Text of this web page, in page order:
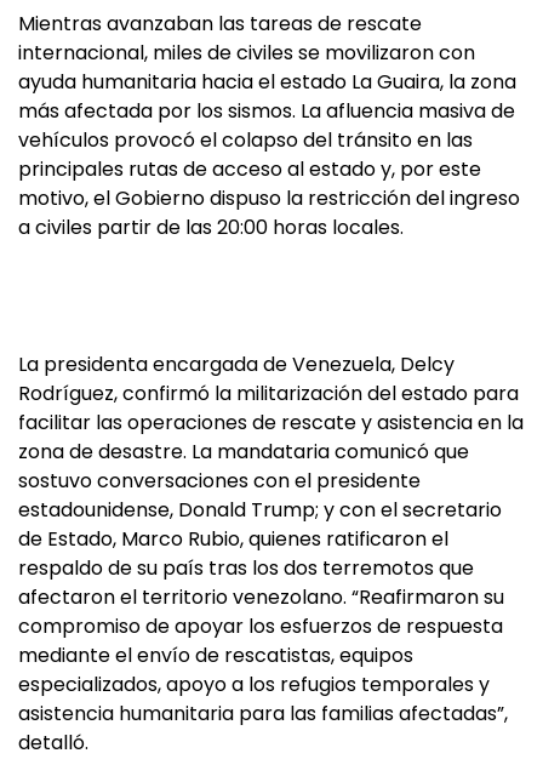
Mientras avanzaban las tareas de rescate
internacional, miles de civiles se movilizaron con
ayuda humanitaria hacia el estado La Guaira, la zona
más afectada por los sismos. La afluencia masiva de
vehículos provocó el colapso del tránsito en las
principales rutas de acceso al estado y, por este
motivo, el Gobierno dispuso la restricción del ingreso
a civiles partir de las 20:00 horas locales.
La presidenta encargada de Venezuela, Delcy
Rodríguez, confirmó la militarización del estado para
facilitar las operaciones de rescate y asistencia en la
zona de desastre. La mandataria comunicó que
sostuvo conversaciones con el presidente
estadounidense, Donald Trump; y con el secretario
de Estado, Marco Rubio, quienes ratificaron el
respaldo de su país tras los dos terremotos que
afectaron el territorio venezolano. “Reafirmaron su
compromiso de apoyar los esfuerzos de respuesta
mediante el envío de rescatistas, equipos
especializados, apoyo a los refugios temporales y
asistencia humanitaria para las familias afectadas”,
detalló.